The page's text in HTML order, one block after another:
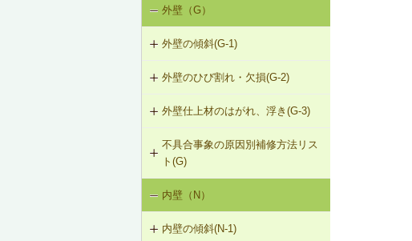
外壁（G）
外壁の傾斜(G-1)
G-1-101 柱の交換
G-1-102 耐力壁（筋かい）の新設
G-1-103 筋かいの補強・緊結部補強
G-1-104 火打ち梁の追加
外壁のひび割れ・欠損(G-2)
G-2-101 モルタル塗替え（下地込
み）
G-2-102 モルタル塗替え
G-2-501 ひび割れ改修工法（外壁
部）
外壁仕上材のはがれ、浮き(G-3)
G-3-101 サイディングの張替え
G-3-102 板張りの張替え（下見板張
り）
G-3-501 サイディングのひび割れの
不具合事象の原因別補修方法リス
ト(G)
外壁の傾斜（G-1）
外壁のひび割れ・欠損（G-2）
内壁（N）
内壁の傾斜(N-1)